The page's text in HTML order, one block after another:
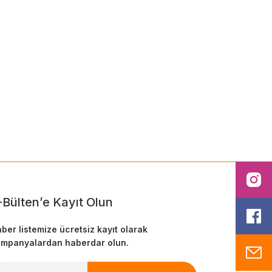
Bülten’e Kayıt Olun
listemize ücretsiz kayıt olarak
haberdar olun.